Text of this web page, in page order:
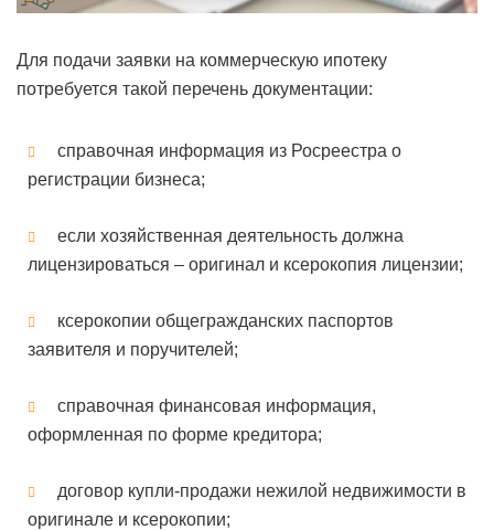
Для подачи заявки на коммерческую ипотеку
потребуется такой перечень документации:
справочная информация из Росреестра о
регистрации бизнеса;
если хозяйственная деятельность должна
лицензироваться – оригинал и ксерокопия лицензии;
ксерокопии общегражданских паспортов
заявителя и поручителей;
справочная финансовая информация,
оформленная по форме кредитора;
договор купли-продажи нежилой недвижимости в
оригинале и ксерокопии;